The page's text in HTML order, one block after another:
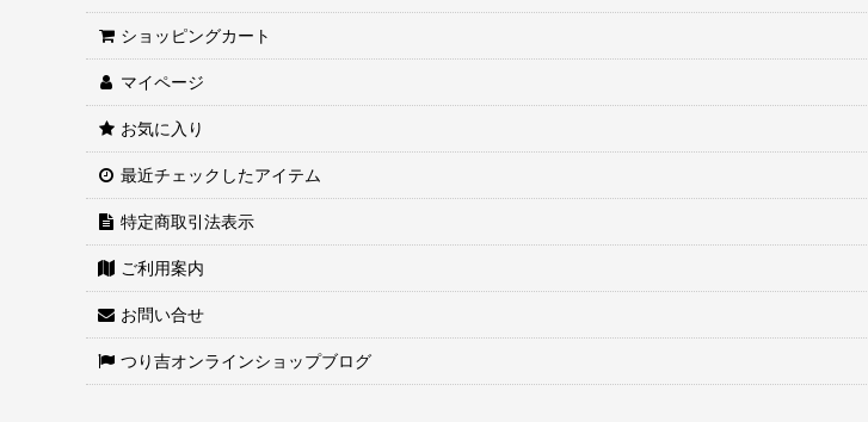
ショッピングカート
マイページ
お気に入り
最近チェックしたアイテム
特定商取引法表示
ご利用案内
お問い合せ
つり吉オンラインショップブログ